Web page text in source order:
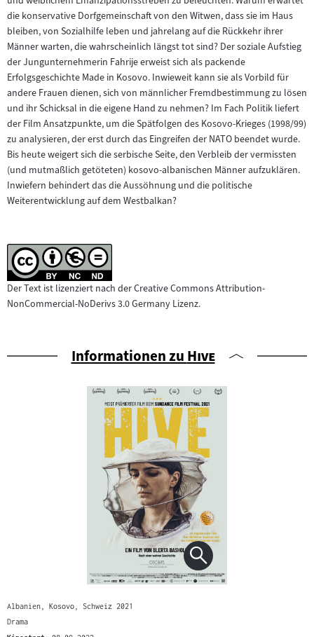
die konservative Dorfgemeinschaft von den Witwen, dass sie im Haus
bleiben, von Sozialhilfe leben und jahrelang auf die Rückkehr ihrer
Männer warten, die wahrscheinlich längst tot sind? Der soziale Aufstieg
der Jungunternehmerin Fahrije erweist sich als packende
Erfolgsgeschichte Made in Kosovo. Inwieweit kann sie als Vorbild für
andere Frauen dienen, sich von männlicher Fremdbestimmung zu lösen
und ihr Schicksal in die eigene Hand zu nehmen? Im Fach Politik liefert
der Film Ansatzpunkte, um die Spätfolgen des Kosovo-Krieges (1998/99)
zu analysieren, der erst durch das Eingreifen der NATO beendet wurde.
Bis heute weigert sich die serbische Seite, den Verbleib der vermissten
(und mutmaßlich getöteten) kosovo-albanischen Männer aufzuklären.
Inwiefern behindert das die Aussöhnung und die politische
Weiterentwicklung auf dem Westbalkan?
Der Text ist lizenziert nach der Creative Commons Attribution-
NonCommercial-NoDerivs 3.0 Germany Lizenz.
Informationen zu "
Hive"
Albanien, Kosovo, Schweiz 2021
Drama